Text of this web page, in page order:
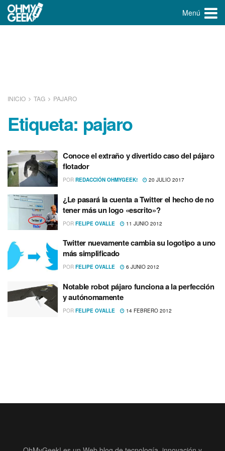
Menú
INICIO TAG PAJARO
Etiqueta: pajaro
Conoce el extraño y divertido caso del pájaro
flotador
POR REDACCIÓN OHMYGEEK! 20 JULIO 2017
¿Le pasará la cuenta a Twitter el hecho de no
tener más un logo «escrito»?
POR FELIPE OVALLE 11 JUNIO 2012
Twitter nuevamente cambia su logotipo a uno
más simplificado
POR FELIPE OVALLE 6 JUNIO 2012
Notable robot pájaro funciona a la perfección
y autónomamente
POR FELIPE OVALLE 14 FEBRERO 2012